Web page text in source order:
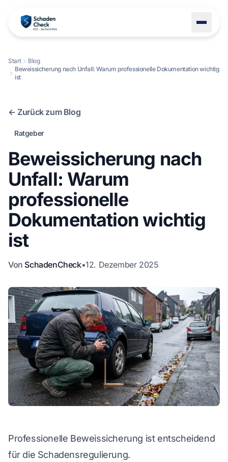
LEISTUNGEN
BLOG
ÜBER UNS
KONTAKT
+49 1522 8247114
Schaden melden
Start
Blog
Beweissicherung nach Unfall: Warum professionelle Dokumentation wichtig
ist
← Zurück zum Blog
Ratgeber
Beweissicherung nach
Unfall: Warum
professionelle
Dokumentation wichtig
ist
Von SchadenCheck•12. Dezember 2025
Professionelle Beweissicherung ist entscheidend
für die Schadensregulierung.